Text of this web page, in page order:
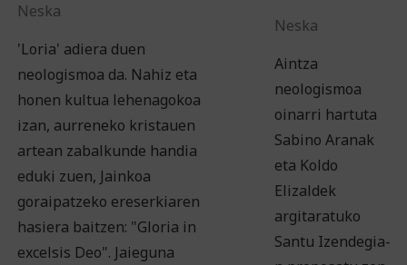
Neska
'Loria' adiera duen
neologismoa da. Nahiz eta
honen kultua lehenagokoa
izan, aurreneko kristauen
artean zabalkunde handia
eduki zuen, Jainkoa
goraipatzeko ereserkiaren
hasiera baitzen: "Gloria in
excelsis Deo". Jaieguna
Neska
Aintza
neologismoa
oinarri hartuta
Sabino Aranak
eta Koldo
Elizaldek
argitaratuko
Santu Izendegia-